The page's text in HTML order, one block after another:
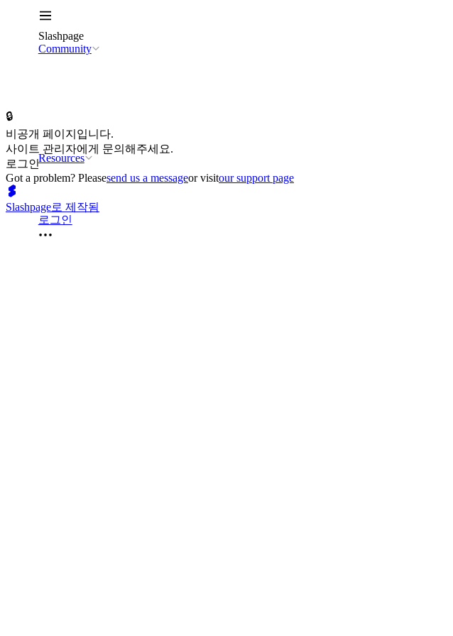
Slashpage
Community
Resources
로그인
🔒
비공개 페이지입니다.
사이트 관리자에게 문의해주세요.
로그인
Got a problem? Pleasesend us a messageor visitour support page
Slashpage로 제작됨